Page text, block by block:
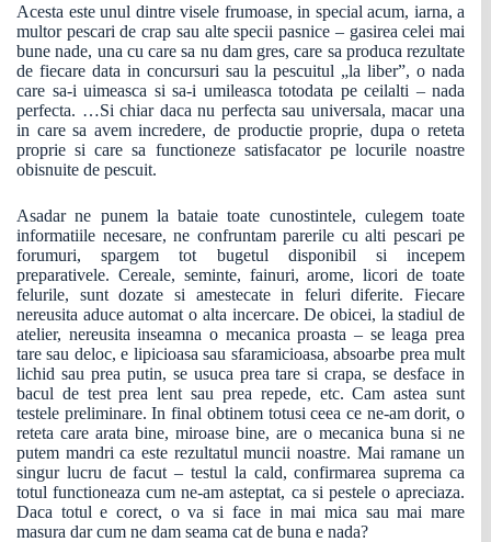
Acesta este unul dintre visele frumoase, in special acum, iarna, a
multor pescari de crap sau alte specii pasnice – gasirea celei mai
bune nade, una cu care sa nu dam gres, care sa produca rezultate
de fiecare data in concursuri sau la pescuitul „la liber”, o nada
care sa-i uimeasca si sa-i umileasca totodata pe ceilalti – nada
perfecta. …Si chiar daca nu perfecta sau universala, macar una
in care sa avem incredere, de productie proprie, dupa o reteta
proprie si care sa functioneze satisfacator pe locurile noastre
obisnuite de pescuit.
Asadar ne punem la bataie toate cunostintele, culegem toate
informatiile necesare, ne confruntam parerile cu alti pescari pe
forumuri, spargem tot bugetul disponibil si incepem
preparativele. Cereale, seminte, fainuri, arome, licori de toate
felurile, sunt dozate si amestecate in feluri diferite. Fiecare
nereusita aduce automat o alta incercare. De obicei, la stadiul de
atelier, nereusita inseamna o mecanica proasta – se leaga prea
tare sau deloc, e lipicioasa sau sfaramicioasa, absoarbe prea mult
lichid sau prea putin, se usuca prea tare si crapa, se desface in
bacul de test prea lent sau prea repede, etc. Cam astea sunt
testele preliminare. In final obtinem totusi ceea ce ne-am dorit, o
reteta care arata bine, miroase bine, are o mecanica buna si ne
putem mandri ca este rezultatul muncii noastre. Mai ramane un
singur lucru de facut – testul la cald, confirmarea suprema ca
totul functioneaza cum ne-am asteptat, ca si pestele o apreciaza.
Daca totul e corect, o va si face in mai mica sau mai mare
masura dar cum ne dam seama cat de buna e nada?